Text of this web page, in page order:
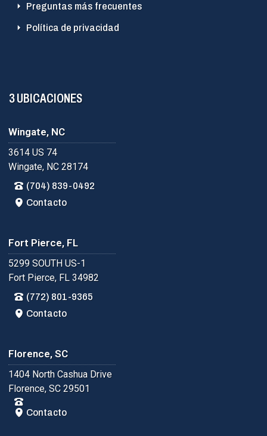
Preguntas más frecuentes
Política de privacidad
3 UBICACIONES
Wingate, NC
3614 US 74
Wingate, NC 28174
(704) 839-0492
Contacto
Fort Pierce, FL
5299 SOUTH US-1
Fort Pierce, FL 34982
(772) 801-9365
Contacto
Florence, SC
1404 North Cashua Drive
Florence, SC 29501
Contacto